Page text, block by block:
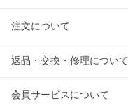
注文について
返品・交換・修理について
会員サービスについて